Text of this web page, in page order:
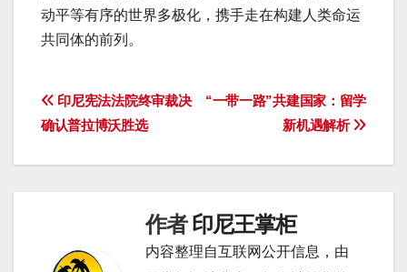
动平等有序的世界多极化，携手走在构建人类命运
共同体的前列。
文
章
“一带一路”共建国家：留学
新机遇解析
印尼宪法法院终审裁决
确认普拉博沃胜选
作者印尼王掌柜
内容整理自互联网公开信息，由